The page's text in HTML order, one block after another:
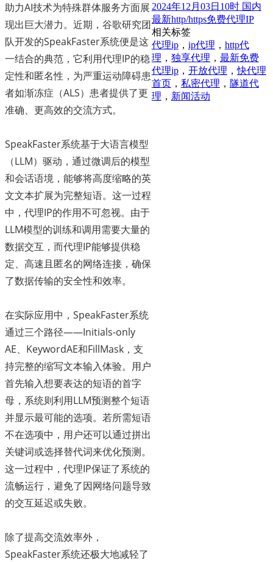
助力AI技术为特殊群体服务方面展
现出巨大潜力。近期，谷歌研究团
队开发的SpeakFaster系统便是这
一结合的典范，它利用代理IP的稳
定性和匿名性，为严重运动障碍患
者如渐冻症（ALS）患者提供了更
准确、更高效的交流方式。
SpeakFaster系统基于大语言模型
（LLM）驱动，通过微调后的模型
和会话语境，能够将高度缩略的英
文文本扩展为完整短语。这一过程
中，代理IP的作用不可忽视。由于
LLM模型的训练和调用需要大量的
数据交互，而代理IP能够提供稳
定、高速且匿名的网络连接，确保
了数据传输的安全性和效率。
在实际应用中，SpeakFaster系统
通过三个路径——Initials-only
AE、KeywordAE和FillMask，支
持完整的缩写文本输入体验。用户
首先输入想要表达的短语的首字
母，系统则利用LLM预测整个短语
并显示最可能的选项。若所需短语
不在选项中，用户还可以通过拼出
关键词或选择替代词来优化预测。
这一过程中，代理IP保证了系统的
流畅运行，避免了因网络问题导致
的交互延迟或失败。
除了提高交流效率外，
SpeakFaster系统还极大地减轻了
2024年12月03日10时 国内
最新http/https免费代理IP
相关标签
代理ip， ip代理 ， http代
理 ， 独享代理 ， 最新免费
代理ip， 开放代理 ，快代理
首页， 私密代理 ， 隧道代
理 ， 新闻活动